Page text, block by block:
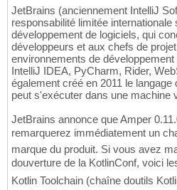
JetBrains (anciennement IntelliJ
responsabilité limitée
développement de logiciels, qui
développeurs et aux chefs de
environnements de
IntelliJ IDEA, PyCharm, Rider,
également créé en 2011 le
peut s'exécuter dans une machine
JetBrains annonce que Amper
remarquerez immédiatement un
marque du produit. Si vous avez
douverture de la KotlinConf, voici
Kotlin Toolchain (chaîne doutils